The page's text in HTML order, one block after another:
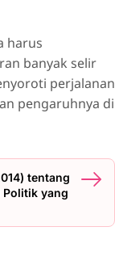
harus
banyak selir
perjalanan
pengaruhnya di
tentang
Politik yang